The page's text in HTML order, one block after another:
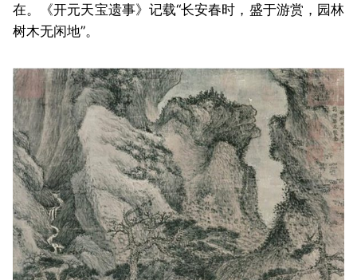
在。《开元天宝遗事》记载“长安春时，盛于游赏，园林
树木无闲地”。